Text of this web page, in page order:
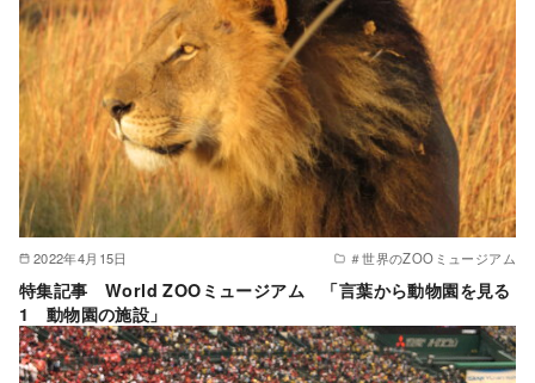
2022年4月15日 ＃世界のZOOミュージアム
特集記事 World ZOOミュージアム 「言葉から動物園を見る
1 動物園の施設」